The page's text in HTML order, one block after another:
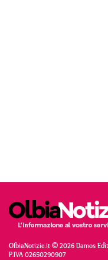
OlbiaNotizie.it © 2026 Damos
P.IVA 02650290907